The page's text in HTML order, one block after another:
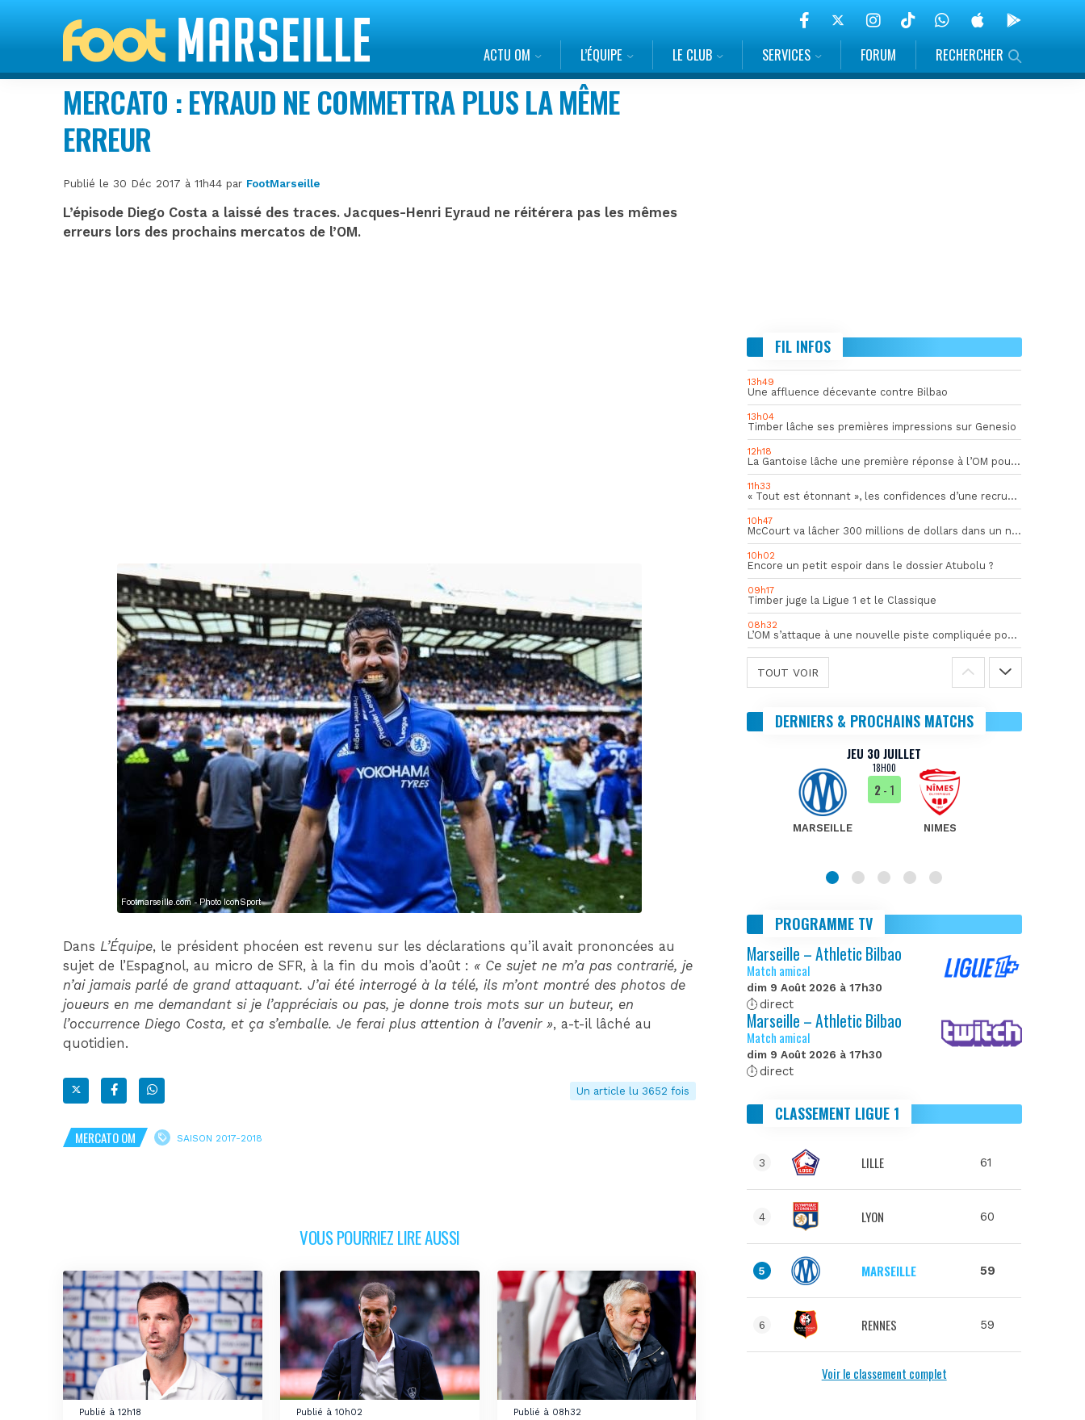
ACTU OM L’ÉQUIPE LE CLUB SERVICES FORUM RECHERCHER
MERCATO : EYRAUD NE COMMETTRA PLUS LA MÊME
ERREUR
Publié le 30 Déc 2017 à 11h44 par FootMarseille
L’épisode Diego Costa a laissé des traces. Jacques-Henri Eyraud ne réitérera pas les mêmes
erreurs lors des prochains mercatos de l’OM.
Dans L’Équipe, le président phocéen est revenu sur les déclarations qu’il avait prononcées au
sujet de l’Espagnol, au micro de SFR, à la fin du mois d’août : « Ce sujet ne m’a pas contrarié, je
n’ai jamais parlé de grand attaquant. J’ai été interrogé à la télé, ils m’ont montré des photos de
joueurs en me demandant si je l’appréciais ou pas, je donne trois mots sur un buteur, en
l’occurrence Diego Costa, et ça s’emballe. Je ferai plus attention à l’avenir », a-t-il lâché au
quotidien.
Un article lu 3652 fois
MERCATO OM SAISON 2017-2018
VOUS POURRIEZ LIRE AUSSI
Publié à 12h18 Publié à 10h02 Publié à 08h32
FIL INFOS
13h49
Une affluence décevante contre Bilbao
13h04
Timber lâche ses premières impressions sur Genesio
12h18
La Gantoise lâche une première réponse à l’OM pour Goore
11h33
« Tout est étonnant », les confidences d’une recrue du mercato hivernal de l’OM
10h47
McCourt va lâcher 300 millions de dollars dans un nouveau projet
10h02
Encore un petit espoir dans le dossier Atubolu ?
09h17
Timber juge la Ligue 1 et le Classique
08h32
L’OM s’attaque à une nouvelle piste compliquée pour la succession de Rulli
TOUT VOIR
DERNIERS & PROCHAINS MATCHS
DIM 30 AOÛT
20H45
MONACO MARSEILLE
JEU 30 JUILLET
18H00
MARSEILLE
2- 1
NIMES
PROGRAMME TV
Marseille – Athletic Bilbao
Match amical
dim 9 Août 2026 à 17h30
direct
Marseille – Athletic Bilbao
Match amical
dim 9 Août 2026 à 17h30
direct
CLASSEMENT LIGUE 1
3 LILLE 61
4 LYON 60
5 MARSEILLE 59
6 RENNES 59
Voir le classement complet